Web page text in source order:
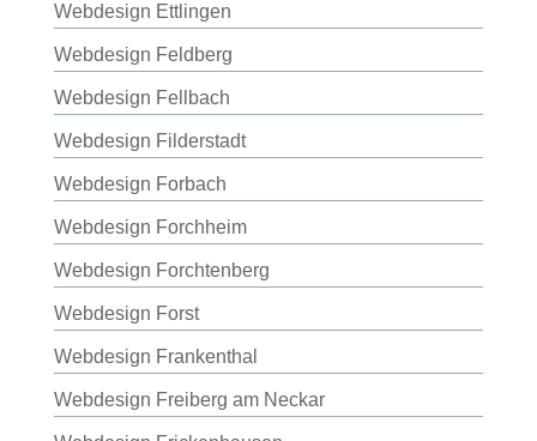
Webdesign Ettlingen
Webdesign Feldberg
Webdesign Fellbach
Webdesign Filderstadt
Webdesign Forbach
Webdesign Forchheim
Webdesign Forchtenberg
Webdesign Forst
Webdesign Frankenthal
Webdesign Freiberg am Neckar